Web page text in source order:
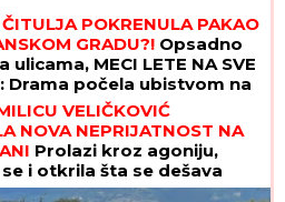
ČITULJA POKRENULA PAKAO
GRADU?! Opsadno
ulicama, MECI LETE NA SVE
Drama počela ubistvom na
zbog duga Zviceru, onda je
(FOTO)
VELIČKOVIĆ
NOVA NEPRIJATNOST NA
Prolazi kroz agoniju,
i otkrila šta se dešava
sa Terzom